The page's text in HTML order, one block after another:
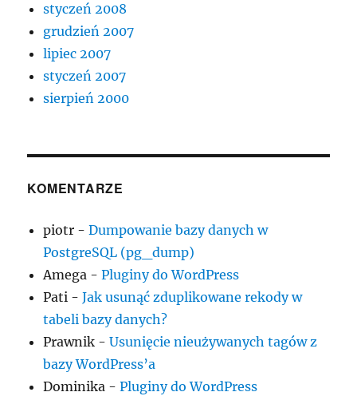
styczeń 2008
grudzień 2007
lipiec 2007
styczeń 2007
sierpień 2000
KOMENTARZE
piotr -Dumpowanie bazy danych w
PostgreSQL (pg_dump)
Amega -Pluginy do WordPress
Pati -Jak usunąć zduplikowane rekody w
tabeli bazy danych?
Prawnik -Usunięcie nieużywanych tagów z
bazy WordPress’a
Dominika -Pluginy do WordPress